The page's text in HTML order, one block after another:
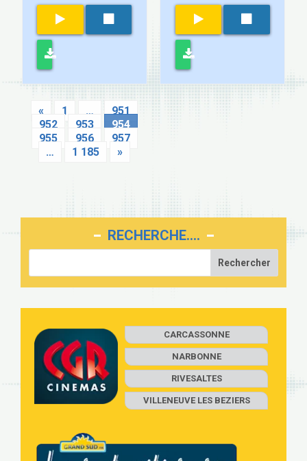
« 1 …
951
952
953
954
955
956
957
…
1 185 »
RECHERCHE….
CARCASSONNE
NARBONNE
RIVESALTES
VILLENEUVE LES BEZIERS